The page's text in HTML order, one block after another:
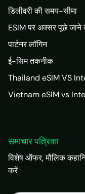
डिलीवरी की समय-सीमा
ESIM पर अक्सर पूछे जाने
पार्टनर लॉगिन
ई-सिम तकनीक
Thailand eSIM VS
Vietnam eSIM vs
समाचार पत्रिका
विशेष ऑफर, मौलिक
करें।